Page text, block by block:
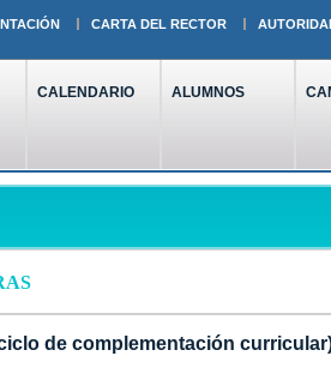
CARTA DEL RECTOR
CALENDARIO ALUMNOS
de complementación